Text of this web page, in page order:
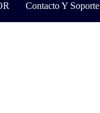
Contacto Y Soporte